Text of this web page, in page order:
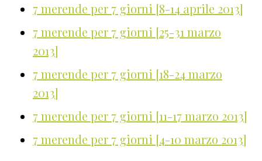
7 merende per 7 giorni [8-14 aprile 2013]
7 merende per 7 giorni [25-31 marzo
2013]
7 merende per 7 giorni [18-24 marzo
2013]
7 merende per 7 giorni [11-17 marzo 2013]
7 merende per 7 giorni [4-10 marzo 2013]